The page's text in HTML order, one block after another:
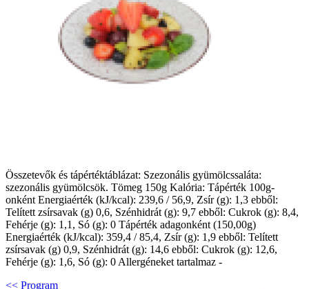
Összetevők és tápértéktáblázat: Szezonális gyümölcssaláta:
szezonális gyümölcsök. Tömeg 150g Kalória: Tápérték 100g-
onként Energiaérték (kJ/kcal): 239,6 / 56,9, Zsír (g): 1,3 ebből:
Telített zsírsavak (g) 0,6, Szénhidrát (g): 9,7 ebből: Cukrok (g): 8,4,
Fehérje (g): 1,1, Só (g): 0 Tápérték adagonként (150,00g)
Energiaérték (kJ/kcal): 359,4 / 85,4, Zsír (g): 1,9 ebből: Telített
zsírsavak (g) 0,9, Szénhidrát (g): 14,6 ebből: Cukrok (g): 12,6,
Fehérje (g): 1,6, Só (g): 0 Allergéneket tartalmaz -
<< Program